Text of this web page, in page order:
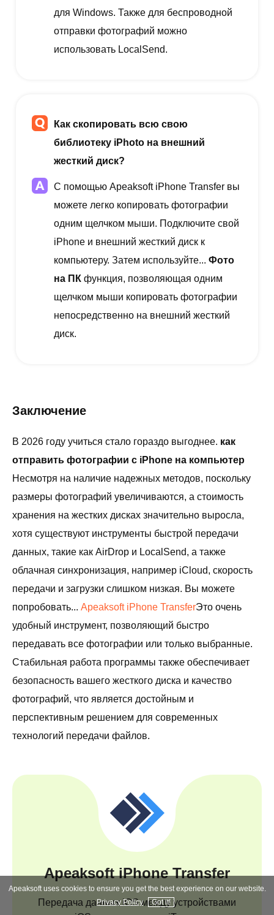
для Windows. Также для беспроводной
отправки фотографий можно
использовать LocalSend.
Как скопировать всю свою
библиотеку iPhoto на внешний
жесткий диск?
С помощью Apeaksoft iPhone Transfer вы
можете легко копировать фотографии
одним щелчком мыши. Подключите свой
iPhone и внешний жесткий диск к
компьютеру. Затем используйте... Фото
на ПК функция, позволяющая одним
щелчком мыши копировать фотографии
непосредственно на внешний жесткий
диск.
Заключение
В 2026 году учиться стало гораздо выгоднее. как
отправить фотографии с iPhone на компьютер
Несмотря на наличие надежных методов, поскольку
размеры фотографий увеличиваются, а стоимость
хранения на жестких дисках значительно выросла,
хотя существуют инструменты быстрой передачи
данных, такие как AirDrop и LocalSend, а также
облачная синхронизация, например iCloud, скорость
передачи и загрузки слишком низкая. Вы можете
попробовать... Apeaksoft iPhone TransferЭто очень
удобный инструмент, позволяющий быстро
передавать все фотографии или только выбранные.
Стабильная работа программы также обеспечивает
безопасность вашего жесткого диска и качество
фотографий, что является достойным и
перспективным решением для современных
технологий передачи файлов.
Apeaksoft iPhone Transfer
Передача данных iOS между устройствами
Apeaksoft uses cookies to ensure you get the best experience on our website.
Privacy Policy
Got it!